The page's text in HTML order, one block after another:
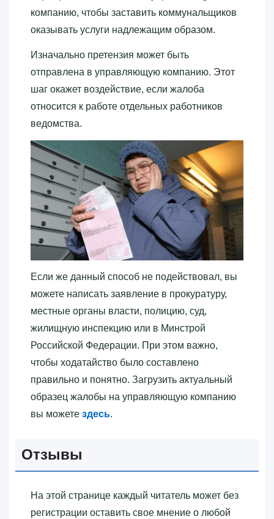
компанию, чтобы заставить коммунальщиков
оказывать услуги надлежащим образом.
Изначально претензия может быть
отправлена в управляющую компанию. Этот
шаг окажет воздействие, если жалоба
относится к работе отдельных работников
ведомства.
Если же данный способ не подействовал, вы
можете написать заявление в прокуратуру,
местные органы власти, полицию, суд,
жилищную инспекцию или в Минстрой
Российской Федерации. При этом важно,
чтобы ходатайство было составлено
правильно и понятно. Загрузить актуальный
образец жалобы на управляющую компанию
вы можете здесь.
Отзывы
На этой странице каждый читатель может без
регистрации оставить свое мнение о любой